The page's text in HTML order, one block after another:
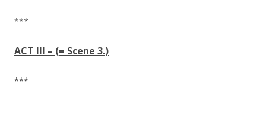
***
ACT III – (= Scene 3.)
***